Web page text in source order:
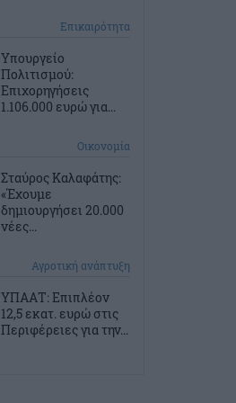
Επικαιρότητα
Υπουργείο
Πολιτισμού:
Επιχορηγήσεις
1.106.000 ευρώ για...
Οικονομία
Σταύρος Καλαφάτης:
«Έχουμε
δημιουργήσει 20.000
νέες...
Αγροτική ανάπτυξη
ΥΠΑΑΤ: Επιπλέον
12,5 εκατ. ευρώ στις
Περιφέρειες για την...